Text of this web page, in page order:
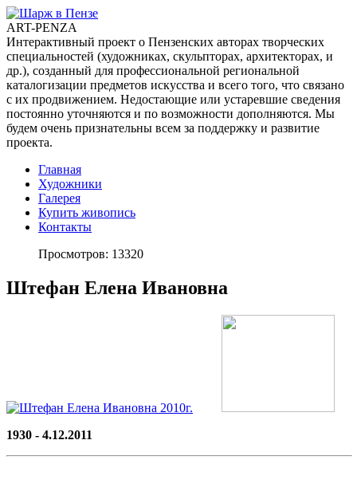
ART-PENZA
Интерактивный проект о Пензенских авторах творческих
специальностей (художниках, скульпторах, архитекторах, и
др.), созданный для профессиональной региональной
каталогизации предметов искусства и всего того, что связано
с их продвижением. Недостающие или устаревшие сведения
постоянно уточняются и по возможности дополняются. Мы
будем очень признательны всем за поддержку и развитие
проекта.
Главная
Художники
Галерея
Купить живопись
Контакты
Просмотров: 13320
Штефан Елена Ивановна
1930 - 4.12.2011